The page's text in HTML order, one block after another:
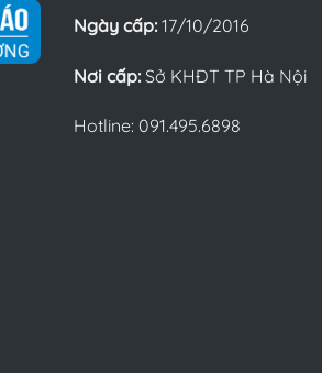
Ngày cấp:17/10/2016
Nơi cấp:Sở KHĐT TP Hà Nội
Hotline: 091.495.6898